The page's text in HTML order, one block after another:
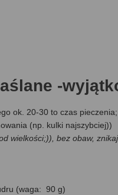
-
ok. 20-30 to czas
(np. kulki najszybciej))
wielkości;)), bez obaw,
(waga: 90 g)